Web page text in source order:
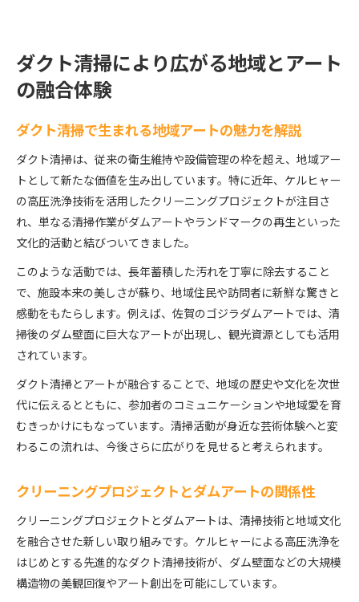
ダクト清掃により広がる地域とアート
の融合体験
ダクト清掃で生まれる地域アートの魅力を解説
ダクト清掃は、従来の衛生維持や設備管理の枠を超え、地域アー
トとして新たな価値を生み出しています。特に近年、ケルヒャー
の高圧洗浄技術を活用したクリーニングプロジェクトが注目さ
れ、単なる清掃作業がダムアートやランドマークの再生といった
文化的活動と結びついてきました。
このような活動では、長年蓄積した汚れを丁寧に除去すること
で、施設本来の美しさが蘇り、地域住民や訪問者に新鮮な驚きと
感動をもたらします。例えば、佐賀のゴジラダムアートでは、清
掃後のダム壁面に巨大なアートが出現し、観光資源としても活用
されています。
ダクト清掃とアートが融合することで、地域の歴史や文化を次世
代に伝えるとともに、参加者のコミュニケーションや地域愛を育
むきっかけにもなっています。清掃活動が身近な芸術体験へと変
わるこの流れは、今後さらに広がりを見せると考えられます。
クリーニングプロジェクトとダムアートの関係性
クリーニングプロジェクトとダムアートは、清掃技術と地域文化
を融合させた新しい取り組みです。ケルヒャーによる高圧洗浄を
はじめとする先進的なダクト清掃技術が、ダム壁面などの大規模
構造物の美観回復やアート創出を可能にしています。